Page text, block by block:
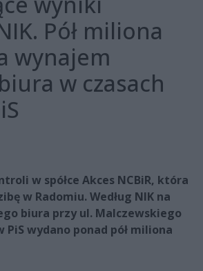
Pół miliona
wynajem
w czasach
w spółce Akces NCBiR, która
w Radomiu. Według NIK na
biura przy ul. Malczewskiego
PiS wydano ponad pół miliona